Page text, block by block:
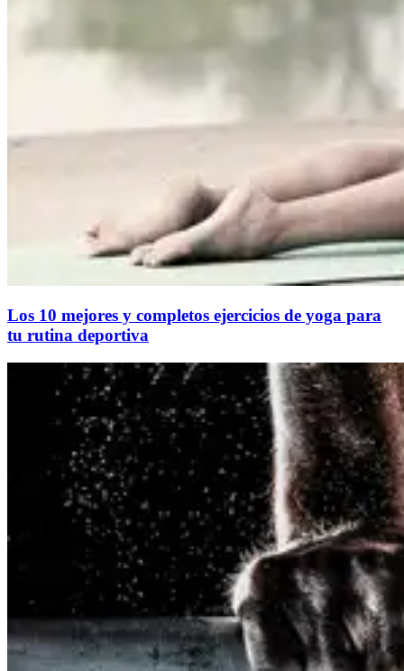
Los 10 mejores y completos ejercicios de yoga para
tu rutina deportiva